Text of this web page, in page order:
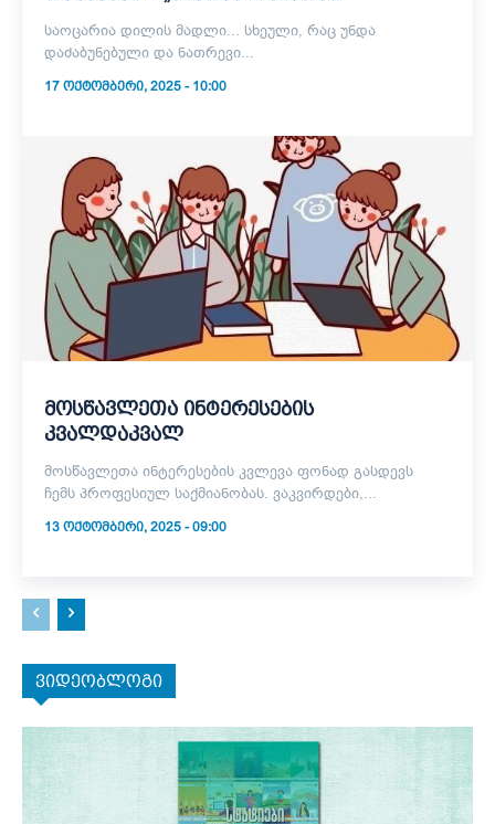
საოცარია დილის მადლი... სხეული, რაც უნდა
დაძაბუნებული და ნათრევი...
17 ᲝᲥᲢᲝᲛᲑᲔᲠᲘ, 2025 - 10:00
მოსწავლეთა ინტერესების
კვალდაკვალ
მოსწავლეთა ინტერესების კვლევა ფონად გასდევს
ჩემს პროფესიულ საქმიანობას. ვაკვირდები,...
13 ᲝᲥᲢᲝᲛᲑᲔᲠᲘ, 2025 - 09:00
ვიდეობლოგი